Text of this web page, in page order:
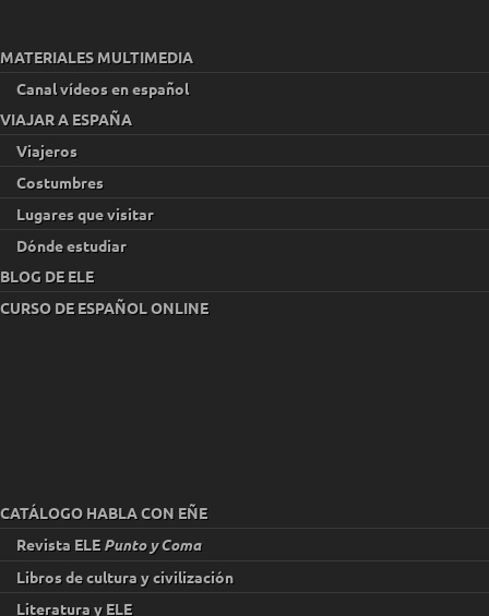
MATERIALES MULTIMEDIA
Canal vídeos en español
VIAJAR A ESPAÑA
Viajeros
Costumbres
Lugares que visitar
Dónde estudiar
BLOG DE ELE
CURSO DE ESPAÑOL ONLINE
CATÁLOGO HABLA CON EÑE
Revista ELEPunto y Coma
Libros de cultura y civilización
Literatura y ELE